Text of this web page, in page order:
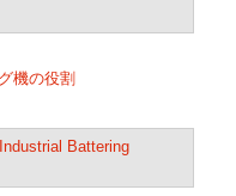
機の役割